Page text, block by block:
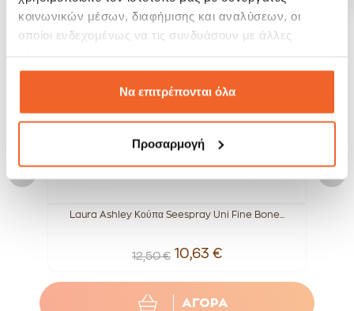
κοινωνικών μέσων, διαφήμισης και αναλύσεων, οι
οποίοι ενδεχομένως να τις συνδυάσουν με άλλες
έχουν συλλέξει σε σχέση με την από μέρους σας χρήση
των υπηρεσιών τους.Να επιτρέπονται όλα
Προσαρμογή
Laura Ashley Κούπα Seespray Uni Fine Bone...
12,50 € 10,63 €
ΑΓΟΡΑ